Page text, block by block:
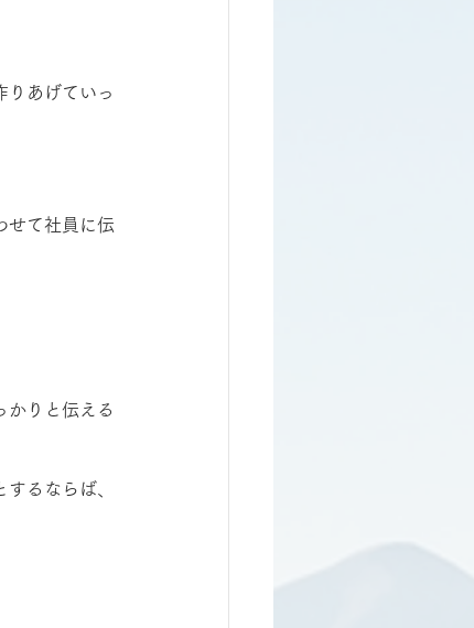
りあげていっ
せて社員に伝
かりと伝える
るならば、